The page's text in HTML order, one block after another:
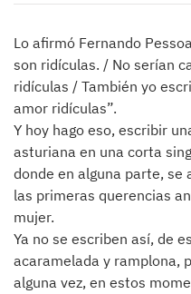
Lo afirmó Fernando
son ridículas. / No serían
ridículas / También yo
amor ridículas”.
Y hoy hago eso, escribir
asturiana en una corta
donde en alguna parte,
las primeras querencias
mujer.
Ya no se escriben así, de
acaramelada y ramplona,
alguna vez, en estos